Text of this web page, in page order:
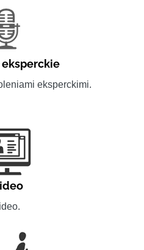
eksperckie
eksperckimi.